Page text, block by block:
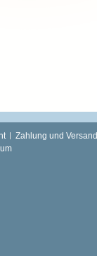
Zahlung und Versand